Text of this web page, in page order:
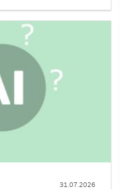
31.07.2026